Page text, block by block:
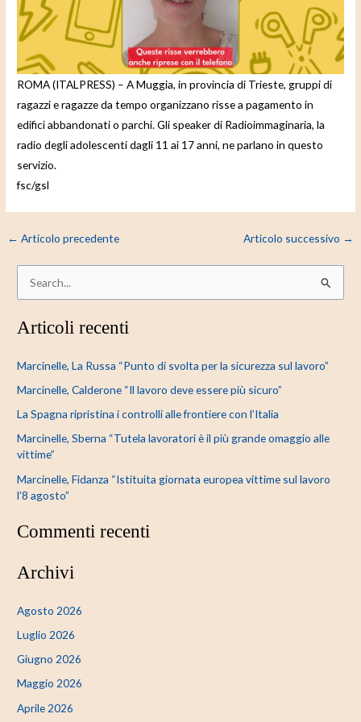
o
ROMA (ITALPRESS) – A Muggia, in provincia di Trieste, gruppi di
ragazzi e ragazze da tempo organizzano risse a pagamento in
edifici abbandonati o parchi. Gli speaker di Radioimmaginaria, la
radio degli adolescenti dagli 11 ai 17 anni, ne parlano in questo
servizio.
fsc/gsl
← Articolo precedente Articolo successivo →
r
a
:
Articoli recenti
Marcinelle, La Russa “Punto di svolta per la sicurezza sul lavoro”
Marcinelle, Calderone “Il lavoro deve essere più sicuro”
La Spagna ripristina i controlli alle frontiere con l’Italia
Marcinelle, Sberna “Tutela lavoratori è il più grande omaggio alle
vittime”
Marcinelle, Fidanza “Istituita giornata europea vittime sul lavoro
l’8 agosto”
Commenti recenti
Archivi
Agosto 2026
Luglio 2026
Giugno 2026
Maggio 2026
Aprile 2026